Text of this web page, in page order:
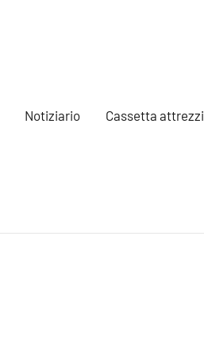
Notiziario Cassetta attrezzi